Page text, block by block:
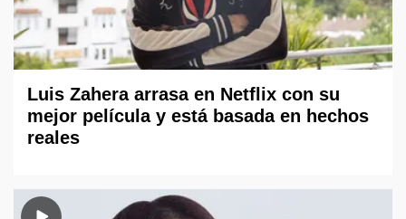
Luis Zahera arrasa en Netflix con su
mejor película y está basada en hechos
reales